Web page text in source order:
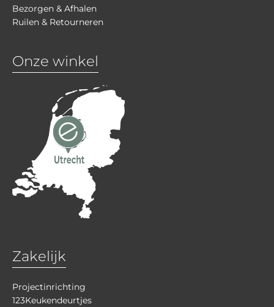
Bezorgen & Afhalen
Ruilen & Retourneren
Onze winkel
Zakelijk
Projectinrichting
123Keukendeurtjes